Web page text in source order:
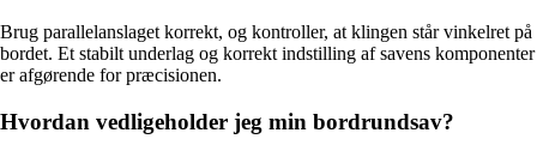
Brug parallelanslaget korrekt, og kontroller, at klingen står vinkelret på
bordet. Et stabilt underlag og korrekt indstilling af savens komponenter
er afgørende for præcisionen.
Hvordan vedligeholder jeg min bordrundsav?